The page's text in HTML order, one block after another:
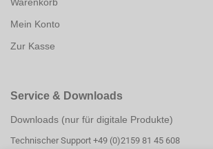
Mein Konto
Zur Kasse
Service & Downloads
Downloads (nur für digitale Produkte)
Technischer Support +49 (0)2159 81 45 608